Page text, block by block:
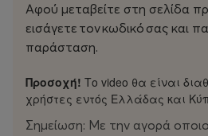
πρόσωπο του βιβλίου της Καΐρ
από την
Ιπέρ, με αποτέλεσμα να βγει
μιας
δυναμικής γυναίκας που
σκληρών μαφιόζων, από
Αφού μεταβείτε στη σελίδα
εισάγετε τον κωδικό σας και
παράσταση.
Προσοχή! Το video θα είναι
χρήστες εντός Ελλάδας και
Σημείωση: Με την αγορά